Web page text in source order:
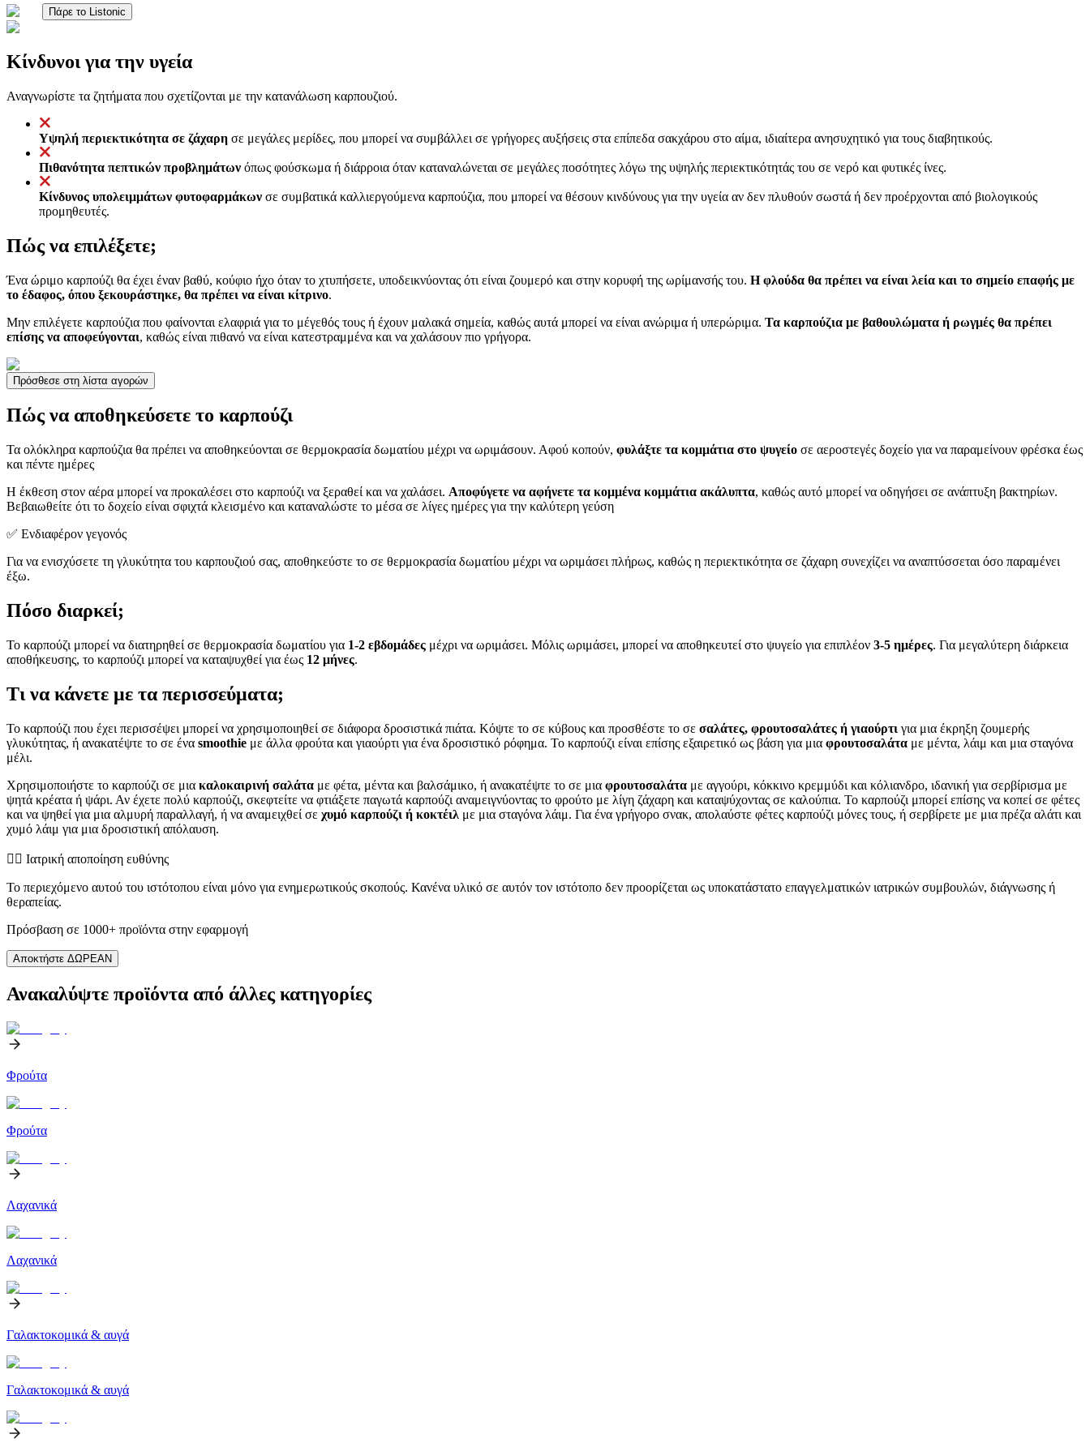
Πάρε το Listonic
Κίνδυνοι για την υγεία
Αναγνωρίστε τα ζητήματα που σχετίζονται με την κατανάλωση καρπουζιού.
Υψηλή περιεκτικότητα σε ζάχαρη σε μεγάλες μερίδες, που μπορεί να συμβάλλει σε γρήγορες αυξήσεις στα επίπεδα σακχάρου στο αίμα, ιδιαίτερα ανησυχητικό για τους διαβητικούς.
Πιθανότητα πεπτικών προβλημάτων όπως φούσκωμα ή διάρροια όταν καταναλώνεται σε μεγάλες ποσότητες λόγω της υψηλής περιεκτικότητάς του σε νερό και φυτικές ίνες.
Κίνδυνος υπολειμμάτων φυτοφαρμάκων σε συμβατικά καλλιεργούμενα καρπούζια, που μπορεί να θέσουν κινδύνους για την υγεία αν δεν πλυθούν σωστά ή δεν προέρχονται από βιολογικούς
προμηθευτές.
Πώς να επιλέξετε;
Ένα ώριμο καρπούζι θα έχει έναν βαθύ, κούφιο ήχο όταν το χτυπήσετε, υποδεικνύοντας ότι είναι ζουμερό και στην κορυφή της ωρίμανσής του. Η φλούδα θα πρέπει να είναι λεία και το σημείο επαφής με
το έδαφος, όπου ξεκουράστηκε, θα πρέπει να είναι κίτρινο.
Μην επιλέγετε καρπούζια που φαίνονται ελαφριά για το μέγεθός τους ή έχουν μαλακά σημεία, καθώς αυτά μπορεί να είναι ανώριμα ή υπερώριμα. Τα καρπούζια με βαθουλώματα ή ρωγμές θα πρέπει
επίσης να αποφεύγονται, καθώς είναι πιθανό να είναι κατεστραμμένα και να χαλάσουν πιο γρήγορα.
Πρόσθεσε στη λίστα αγορών
Πώς να αποθηκεύσετε το καρπούζι
Τα ολόκληρα καρπούζια θα πρέπει να αποθηκεύονται σε θερμοκρασία δωματίου μέχρι να ωριμάσουν. Αφού κοπούν, φυλάξτε τα κομμάτια στο ψυγείο σε αεροστεγές δοχείο για να παραμείνουν φρέσκα έως
και πέντε ημέρες
Η έκθεση στον αέρα μπορεί να προκαλέσει στο καρπούζι να ξεραθεί και να χαλάσει. Αποφύγετε να αφήνετε τα κομμένα κομμάτια ακάλυπτα, καθώς αυτό μπορεί να οδηγήσει σε ανάπτυξη βακτηρίων.
Βεβαιωθείτε ότι το δοχείο είναι σφιχτά κλεισμένο και καταναλώστε το μέσα σε λίγες ημέρες για την καλύτερη γεύση
✅ Ενδιαφέρον γεγονός
Για να ενισχύσετε τη γλυκύτητα του καρπουζιού σας, αποθηκεύστε το σε θερμοκρασία δωματίου μέχρι να ωριμάσει πλήρως, καθώς η περιεκτικότητα σε ζάχαρη συνεχίζει να αναπτύσσεται όσο παραμένει
έξω.
Πόσο διαρκεί;
Το καρπούζι μπορεί να διατηρηθεί σε θερμοκρασία δωματίου για 1-2 εβδομάδες μέχρι να ωριμάσει. Μόλις ωριμάσει, μπορεί να αποθηκευτεί στο ψυγείο για επιπλέον 3-5 ημέρες. Για μεγαλύτερη διάρκεια
αποθήκευσης, το καρπούζι μπορεί να καταψυχθεί για έως 12 μήνες.
Τι να κάνετε με τα περισσεύματα;
Το καρπούζι που έχει περισσέψει μπορεί να χρησιμοποιηθεί σε διάφορα δροσιστικά πιάτα. Κόψτε το σε κύβους και προσθέστε το σε σαλάτες, φρουτοσαλάτες ή γιαούρτι για μια έκρηξη ζουμερής
γλυκύτητας, ή ανακατέψτε το σε ένα smoothie με άλλα φρούτα και γιαούρτι για ένα δροσιστικό ρόφημα. Το καρπούζι είναι επίσης εξαιρετικό ως βάση για μια φρουτοσαλάτα με μέντα, λάιμ και μια σταγόνα
μέλι.
Χρησιμοποιήστε το καρπούζι σε μια καλοκαιρινή σαλάτα με φέτα, μέντα και βαλσάμικο, ή ανακατέψτε το σε μια φρουτοσαλάτα με αγγούρι, κόκκινο κρεμμύδι και κόλιανδρο, ιδανική για σερβίρισμα με
ψητά κρέατα ή ψάρι. Αν έχετε πολύ καρπούζι, σκεφτείτε να φτιάξετε παγωτά καρπούζι αναμειγνύοντας το φρούτο με λίγη ζάχαρη και καταψύχοντας σε καλούπια. Το καρπούζι μπορεί επίσης να κοπεί σε φέτες
και να ψηθεί για μια αλμυρή παραλλαγή, ή να αναμειχθεί σε χυμό καρπούζι ή κοκτέιλ με μια σταγόνα λάιμ. Για ένα γρήγορο σνακ, απολαύστε φέτες καρπούζι μόνες τους, ή σερβίρετε με μια πρέζα αλάτι και
χυμό λάιμ για μια δροσιστική απόλαυση.
👨‍⚕️️ Ιατρική αποποίηση ευθύνης
Το περιεχόμενο αυτού του ιστότοπου είναι μόνο για ενημερωτικούς σκοπούς. Κανένα υλικό σε αυτόν τον ιστότοπο δεν προορίζεται ως υποκατάστατο επαγγελματικών ιατρικών συμβουλών, διάγνωσης ή
θεραπείας.
Πρόσβαση σε 1000+ προϊόντα στην εφαρμογή
Αποκτήστε ΔΩΡΕΑΝ
Ανακαλύψτε προϊόντα από άλλες κατηγορίες
Φρούτα
Φρούτα
Λαχανικά
Λαχανικά
Γαλακτοκομικά & αυγά
Γαλακτοκομικά & αυγά